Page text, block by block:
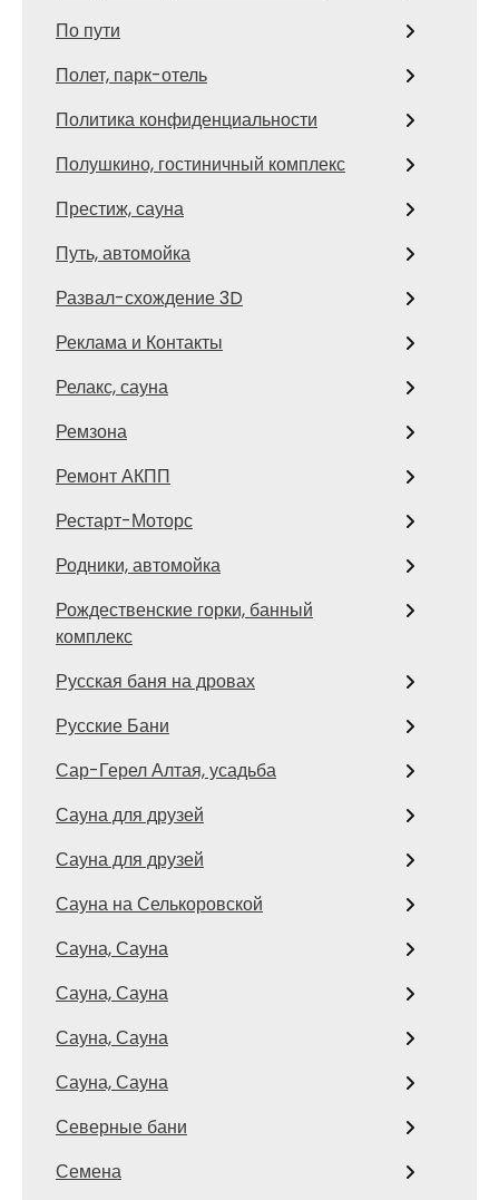
По пути
Полет, парк-отель
Политика конфиденциальности
Полушкино, гостиничный комплекс
Престиж, сауна
Путь, автомойка
Развал-схождение 3D
Реклама и Контакты
Релакс, сауна
Ремзона
Ремонт АКПП
Рестарт-Моторс
Родники, автомойка
Рождественские горки, банный
комплекс
Русская баня на дровах
Русские Бани
Сар-Герел Алтая, усадьба
Сауна для друзей
Сауна для друзей
Сауна на Селькоровской
Сауна, Сауна
Сауна, Сауна
Сауна, Сауна
Сауна, Сауна
Северные бани
Семена